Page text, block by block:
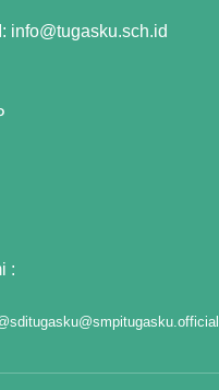
info@tugasku.sch.id
:
@smpitugasku.official